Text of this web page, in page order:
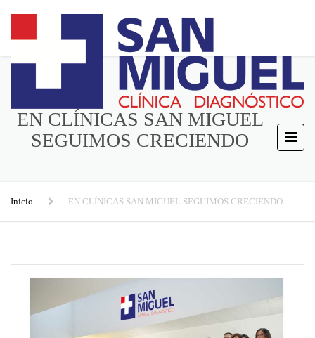
EN CLÍNICAS SAN MIGUEL
SEGUIMOS CRECIENDO
Inicio EN CLÍNICAS SAN MIGUEL SEGUIMOS CRECIENDO